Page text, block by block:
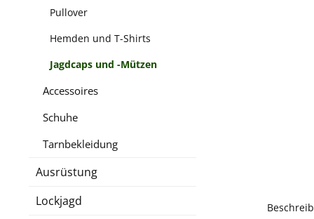
Pullover
Hemden und T-Shirts
Jagdcaps und -Mützen
Accessoires
Schuhe
Tarnbekleidung
Ausrüstung
Lockjagd